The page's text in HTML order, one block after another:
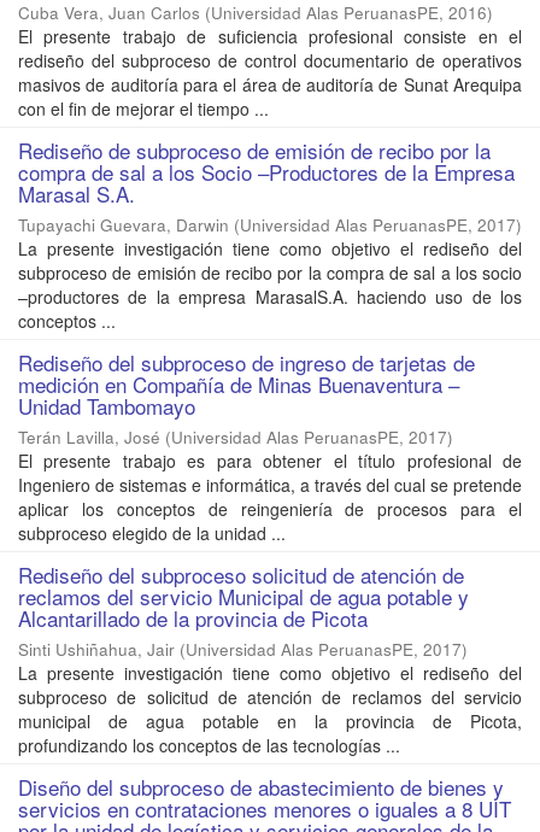
Cuba Vera, Juan Carlos (Universidad Alas PeruanasPE, 2016)
El presente trabajo de suficiencia profesional consiste en el
rediseño del subproceso de control documentario de operativos
masivos de auditoría para el área de auditoría de Sunat Arequipa
con el fin de mejorar el tiempo ...
Rediseño de subproceso de emisión de recibo por la
compra de sal a los Socio –Productores de la Empresa
Marasal S.A.
Tupayachi Guevara, Darwin (Universidad Alas PeruanasPE, 2017)
La presente investigación tiene como objetivo el rediseño del
subproceso de emisión de recibo por la compra de sal a los socio
–productores de la empresa MarasalS.A. haciendo uso de los
conceptos ...
Rediseño del subproceso de ingreso de tarjetas de
medición en Compañía de Minas Buenaventura –
Unidad Tambomayo
Terán Lavilla, José (Universidad Alas PeruanasPE, 2017)
El presente trabajo es para obtener el título profesional de
Ingeniero de sistemas e informática, a través del cual se pretende
aplicar los conceptos de reingeniería de procesos para el
subproceso elegido de la unidad ...
Rediseño del subproceso solicitud de atención de
reclamos del servicio Municipal de agua potable y
Alcantarillado de la provincia de Picota
Sinti Ushiñahua, Jair (Universidad Alas PeruanasPE, 2017)
La presente investigación tiene como objetivo el rediseño del
subproceso de solicitud de atención de reclamos del servicio
municipal de agua potable en la provincia de Picota,
profundizando los conceptos de las tecnologías ...
Diseño del subproceso de abastecimiento de bienes y
servicios en contrataciones menores o iguales a 8 UIT